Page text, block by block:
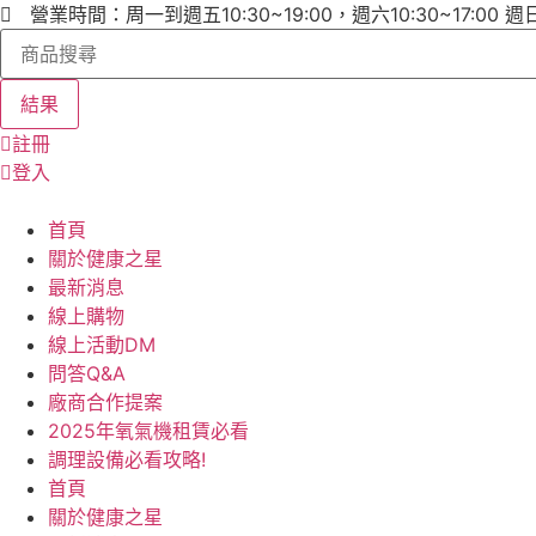
跳
主
內
容
營業時間：周一到週五10:30~19:00，週六10:30~17:00 週
Search
結果
註冊
登入
首頁
關於健康之星
最新消息
線上購物
線上活動DM
問答Q&A
廠商合作提案
2025年氧氣機租賃必看
調理設備必看攻略!
首頁
關於健康之星